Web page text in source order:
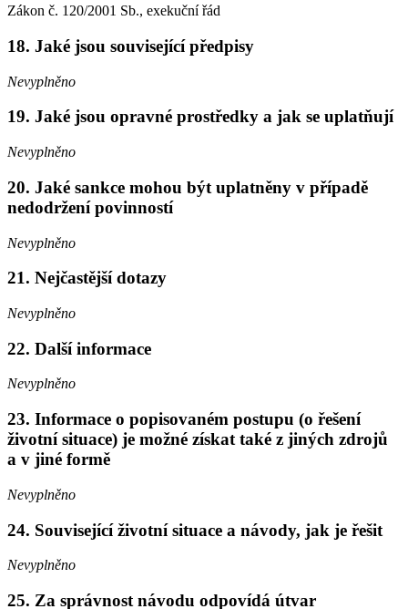
Zákon č. 120/2001 Sb., exekuční řád
18. Jaké jsou související předpisy
Nevyplněno
19. Jaké jsou opravné prostředky a jak se uplatňují
Nevyplněno
20. Jaké sankce mohou být uplatněny v případě
nedodržení povinností
Nevyplněno
21. Nejčastější dotazy
Nevyplněno
22. Další informace
Nevyplněno
23. Informace o popisovaném postupu (o řešení
životní situace) je možné získat také z jiných zdrojů
a v jiné formě
Nevyplněno
24. Související životní situace a návody, jak je řešit
Nevyplněno
25. Za správnost návodu odpovídá útvar